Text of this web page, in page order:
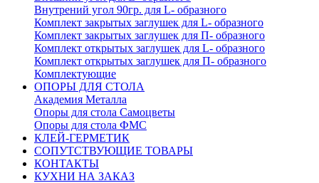
Внутрений угол 90гр. для L- образного
Комплект закрытых заглушек для L- образного
Комплект закрытых заглушек для П- образного
Комплект открытых заглушек для L- образного
Комплект открытых заглушек для П- образного
Комплектующие
ОПОРЫ ДЛЯ СТОЛА
Академия Металла
Опоры для стола Самоцветы
Опоры для стола ФМС
КЛЕЙ-ГЕРМЕТИК
СОПУТСТВУЮЩИЕ ТОВАРЫ
КОНТАКТЫ
КУХНИ НА ЗАКАЗ